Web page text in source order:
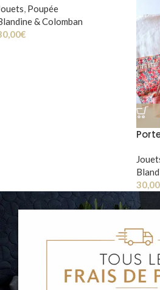
, Poupée
& Colomban
€
30,00